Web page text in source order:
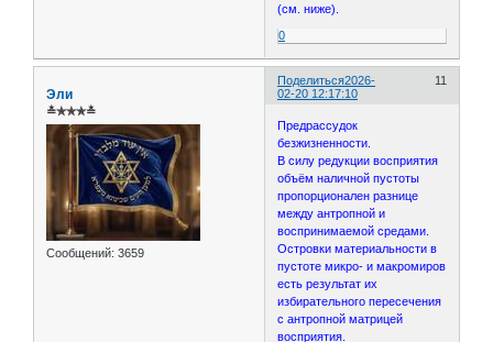
(см. ниже).
0
Поделиться 11
2026-
02-20 12:17:10
Эли
≛✯✯✯≛
Сообщений: 3659
Предрассудок
безжизненности.
В силу редукции восприятия
объём наличной пустоты
пропорционален разнице
между антропной и
воспринимаемой средами.
Островки материальности в
пустоте микро- и макромиров
есть результат их
избирательного пересечения
с антропной матрицей
восприятия.